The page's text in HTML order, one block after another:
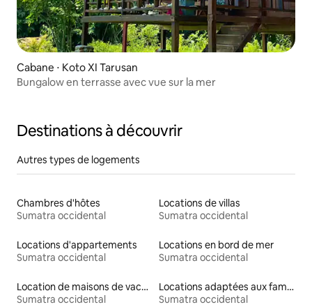
Cabane ⋅ Koto XI Tarusan
Bungalow en terrasse avec vue sur la mer
Destinations à découvrir
Autres types de logements
Chambres d'hôtes
Sumatra occidental
Locations de villas
Sumatra occidental
Locations d'appartements
Sumatra occidental
Locations en bord de mer
Sumatra occidental
Location de maisons de vacances
Sumatra occidental
Locations adaptées aux familles
Sumatra occidental